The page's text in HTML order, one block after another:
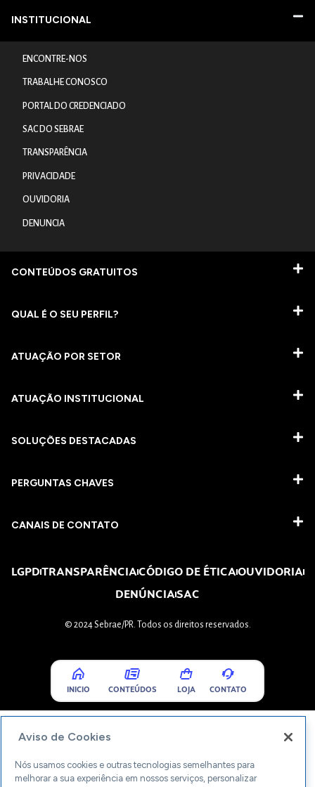
INSTITUCIONAL
ENCONTRE-NOS
TRABALHE CONOSCO
PORTAL DO CREDENCIADO
SAC DO SEBRAE
TRANSPARÊNCIA
PRIVACIDADE
OUVIDORIA
DENUNCIA
CONTEÚDOS GRATUITOS
QUAL É O SEU PERFIL?
ATUAÇÃO POR SETOR
ATUAÇÃO INSTITUCIONAL
SOLUÇÕES DESTACADAS
PERGUNTAS CHAVES​
CANAIS DE CONTATO
LGPDTRANSPARÊNCIACÓDIGO DE ÉTICAOUVIDORIA
DENÚNCIASAC
© 2024 Sebrae/PR. Todos os direitos reservados.
INICIO CONTEÚDOS LOJA CONTATO
Aviso de Cookies
Nós usamos cookies e outras tecnologias semelhantes para
melhorar a sua experiência em nossos serviços, personalizar